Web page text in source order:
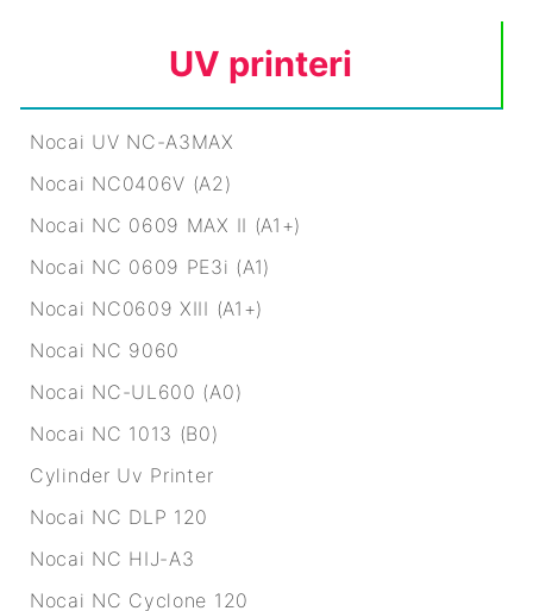
UV printeri
Nocai UV NC-A3MAX
Nocai NC0406V (A2)
Nocai NC 0609 MAX II (A1+)
Nocai NC 0609 PE3i (A1)
Nocai NC0609 XIII (A1+)
Nocai NC 9060
Nocai NC-UL600 (A0)
Nocai NC 1013 (B0)
Cylinder Uv Printer
Nocai NC DLP 120
Nocai NC HIJ-A3
Nocai NC Cyclone 120